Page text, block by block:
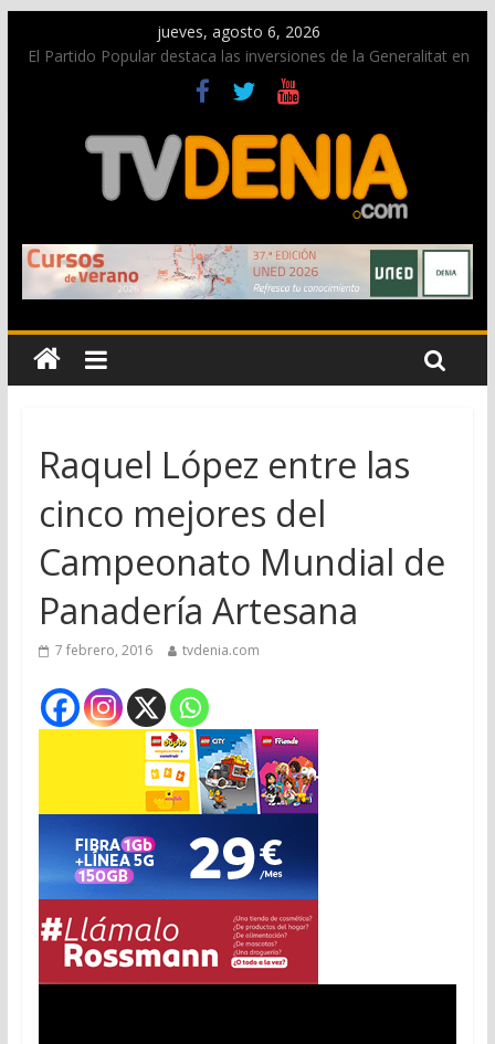
jueves, agosto 6, 2026
Una nueva campaña anima a la juventud a disfrutar de la
El Partido Popular destaca las inversiones de la Generalitat en
presupuestos autonómicos
La Entraeta Festera llena de ambiente la calle Marqués de
Campo con la recepción a la Capitanía Cristiana
El XII Festival de Jazz de Dénia reunirá durante agosto a
figuras nacionales e internacionales en los Jardins de
Torrecremada
Los Moros y Cristianos 2026 reciben las llaves de la ciudad y
Raquel López entre las
cinco mejores del
Campeonato Mundial de
Panadería Artesana
7 febrero, 2016 tvdenia.com